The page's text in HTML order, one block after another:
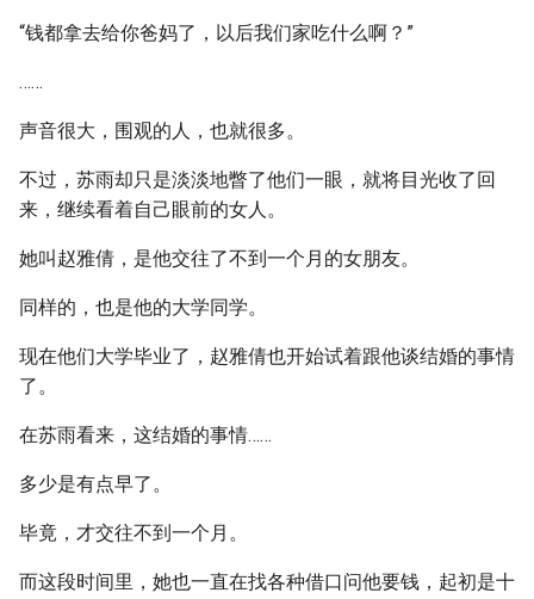
“钱都拿去给你爸妈了，以后我们家吃什么啊？”
……
声音很大，围观的人，也就很多。
不过，苏雨却只是淡淡地瞥了他们一眼，就将目光收了回
来，继续看着自己眼前的女人。
她叫赵雅倩，是他交往了不到一个月的女朋友。
同样的，也是他的大学同学。
现在他们大学毕业了，赵雅倩也开始试着跟他谈结婚的事情
了。
在苏雨看来，这结婚的事情……
多少是有点早了。
毕竟，才交往不到一个月。
而这段时间里，她也一直在找各种借口问他要钱，起初是十